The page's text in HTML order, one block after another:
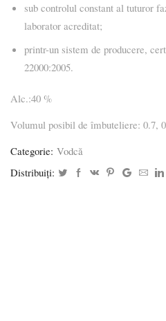
sub controlul constant al tuturor
laborator acreditat;
printr-un sistem de producere,
22000:2005.
Alc.:40 %
Volumul posibil de îmbuteliere: 0.7,
Categorie: Vodcă
Distribuiți: